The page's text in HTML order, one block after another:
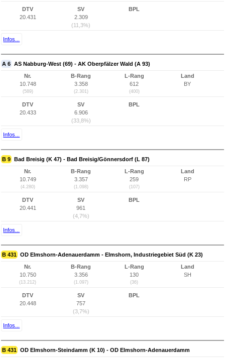
DTV
20.431
SV
2.309
(11,3%)
BPL
Infos...
A 6 AS Nabburg-West (69) - AK Oberpfälzer Wald (A 93)
Nr.
10.748
(589)
B-Rang
3.358
(2.301)
L-Rang
612
(400)
Land
BY
DTV
20.433
SV
6.906
(33,8%)
BPL
Infos...
B 9 Bad Breisig (K 47) - Bad Breisig/Gönnersdorf (L 87)
Nr.
10.749
(4.280)
B-Rang
3.357
(1.098)
L-Rang
259
(107)
Land
RP
DTV
20.441
SV
961
(4,7%)
BPL
Infos...
B 431 OD Elmshorn-Adenauerdamm - Elmshorn, Industriegebiet Süd (K 23)
Nr.
10.750
(13.212)
B-Rang
3.356
(1.097)
L-Rang
130
(36)
Land
SH
DTV
20.448
SV
757
(3,7%)
BPL
Infos...
B 431 OD Elmshorn-Steindamm (K 10) - OD Elmshorn-Adenauerdamm